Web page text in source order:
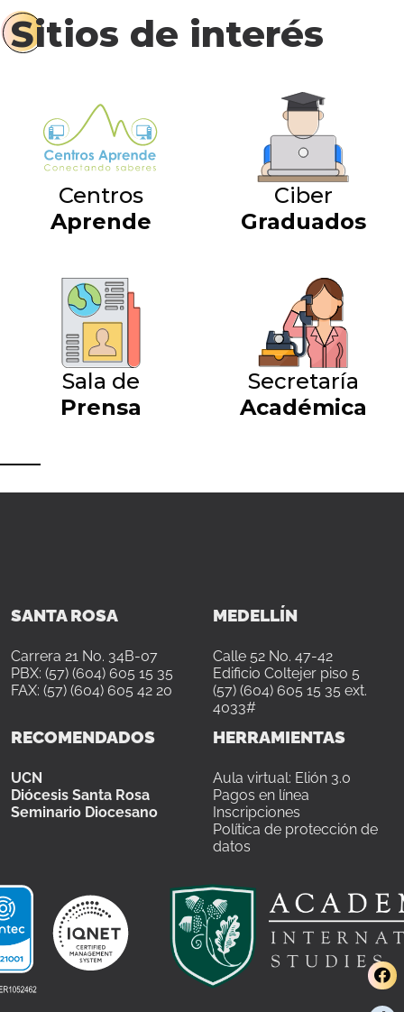
Sitios de interés
Centros
Aprende
Ciber
Graduados
Sala de
Prensa
Secretaría
Académica
SANTA ROSA
Carrera 21 No. 34B-07
PBX: (57) (604) 605 15 35
FAX: (57) (604) 605 42 20
MEDELLÍN
Calle 52 No. 47-42
Edificio Coltejer piso 5
(57) (604) 605 15 35 ext.
4033#
RECOMENDADOS
UCN
Diócesis Santa Rosa
Seminario Diocesano
HERRAMIENTAS
Aula virtual: Elión 3.0
Pagos en línea
Inscripciones
Política de protección de
datos